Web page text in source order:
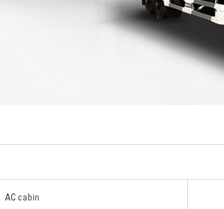
AC cabin